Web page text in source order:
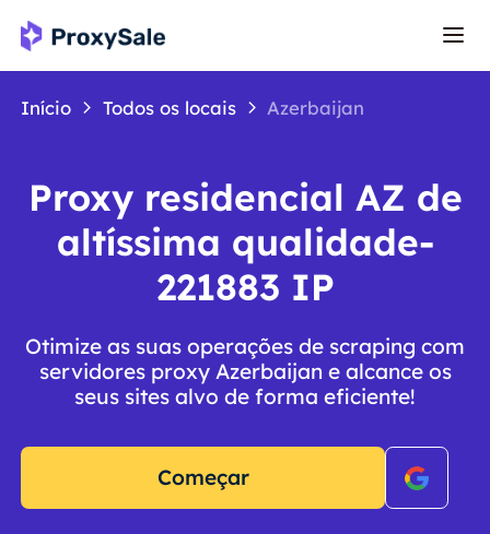
Início Todos os locais Azerbaijan
Proxy residencial AZ de
altíssima qualidade-
221883 IP
Otimize as suas operações de scraping com
servidores proxy Azerbaijan e alcance os
seus sites alvo de forma eficiente!
Começar